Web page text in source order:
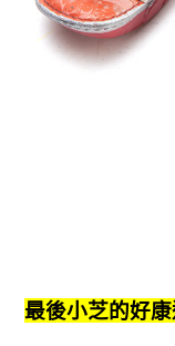
最後小芝的好